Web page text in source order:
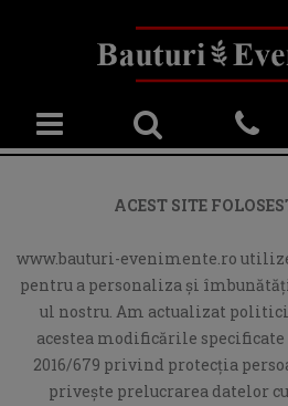
ACEST SITE
www.bauturi-evenimente.ro
pentru a personaliza și
ul nostru. Am actualizat
acestea modificările specificate
2016/679 privind protecția
privește prelucrarea datelor